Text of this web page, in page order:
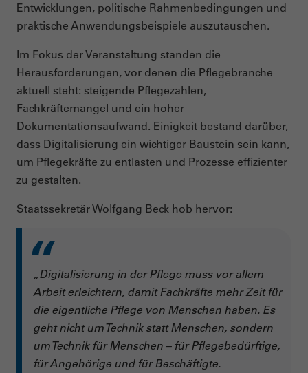
Entwicklungen, politische Rahmenbedingungen und
praktische Anwendungsbeispiele auszutauschen.
Im Fokus der Veranstaltung standen die
Herausforderungen, vor denen die Pflegebranche
aktuell steht: steigende Pflegezahlen,
Fachkräftemangel und ein hoher
Dokumentationsaufwand. Einigkeit bestand darüber,
dass Digitalisierung ein wichtiger Baustein sein kann,
um Pflegekräfte zu entlasten und Prozesse effizienter
zu gestalten.
Staatssekretär Wolfgang Beck hob hervor:
„Digitalisierung in der Pflege muss vor allem
Arbeit erleichtern, damit Fachkräfte mehr Zeit für
die eigentliche Pflege von Menschen haben. Es
geht nicht um Technik statt Menschen, sondern
um Technik für Menschen – für Pflegebedürftige,
für Angehörige und für Beschäftigte.